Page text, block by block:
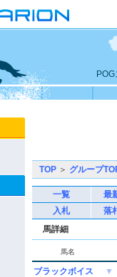
TOP ＞ グループ
一覧 最
入札
落
馬詳細
馬名
ブラックボイス ▼